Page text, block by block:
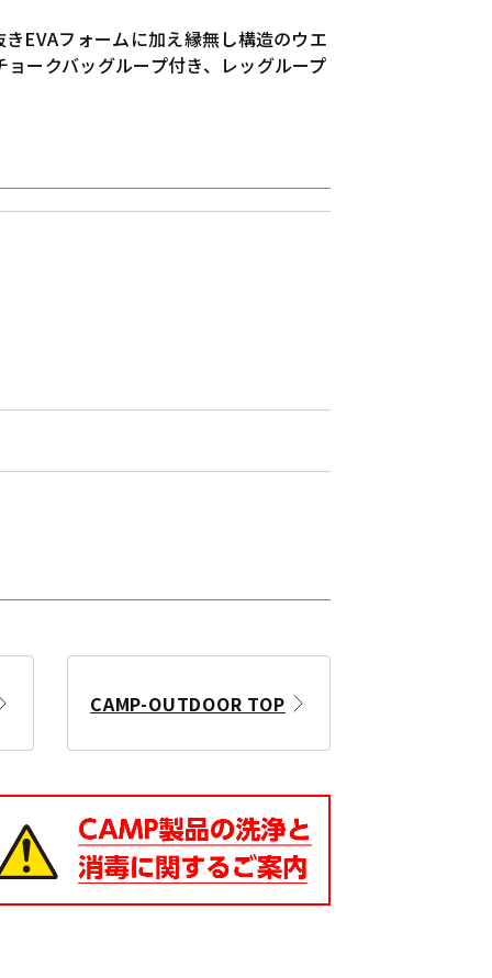
EVAフォームに加え縁無し構造のウエ
ークバッグループ付き、レッグループ
CAMP-OUTDOOR TOP